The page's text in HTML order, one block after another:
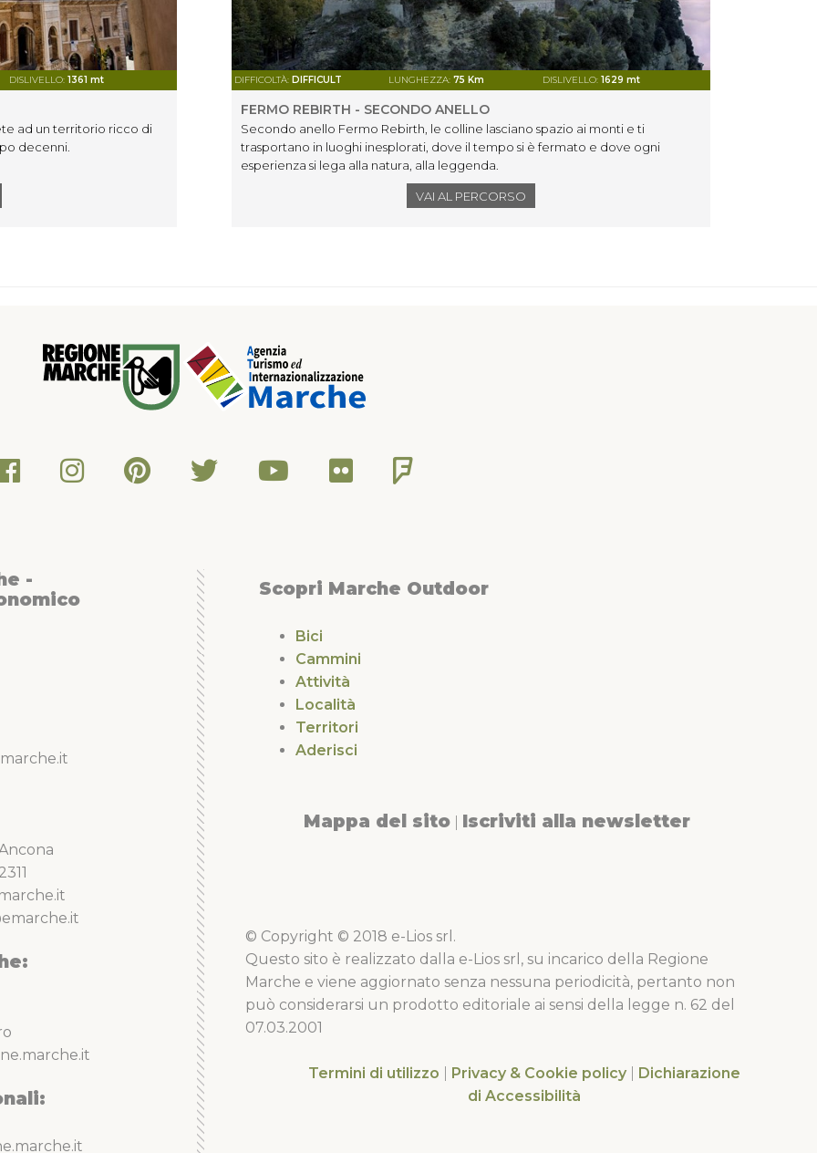
DISLIVELLO:1361 mt
ad un territorio ricco di
decenni.
DIFFICOLTÀ: DIFFICULT LUNGHEZZA:75 Km DISLIVELLO:1629 mt
FERMO REBIRTH - SECONDO ANELLO
Secondo anello Fermo Rebirth, le colline lasciano spazio ai monti e ti
trasportano in luoghi inesplorati, dove il tempo si è fermato e dove ogni
esperienza si lega alla natura, alla leggenda.
VAI AL PERCORSO
-
Scopri Marche Outdoor
Bici
Cammini
Attività
Località
Territori
Aderisci
Mappa del sito Iscriviti alla newsletter
© Copyright © 2018 e-Lios srl.
Questo sito è realizzato dalla e-Lios srl, su incarico della Regione
Marche e viene aggiornato senza nessuna periodicità, pertanto non
può considerarsi un prodotto editoriale ai sensi della legge n. 62 del
07.03.2001
Termini di utilizzo Privacy & Cookie policy
Dichiarazione
di Accessibilità